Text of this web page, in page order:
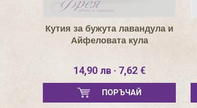
Кутия за бужута лавандула и
Айфеловата кула
14,90 лв · 7,62 €
ПОРЪЧАЙ